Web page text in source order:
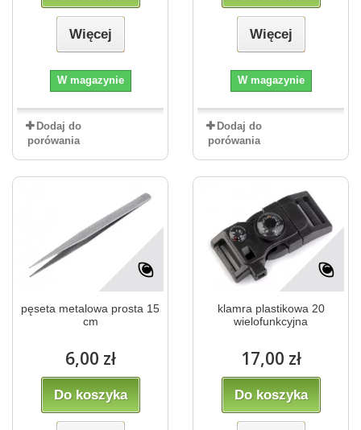
Więcej
W magazynie
Dodaj do
porówania
Więcej
W magazynie
Dodaj do
porówania
pęseta metalowa prosta 15
cm
6,00 zł
Do koszyka
klamra plastikowa 20
wielofunkcyjna
17,00 zł
Do koszyka